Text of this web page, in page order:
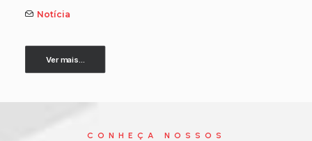
Notícia
Ver mais...
CONHEÇA NOSSOS